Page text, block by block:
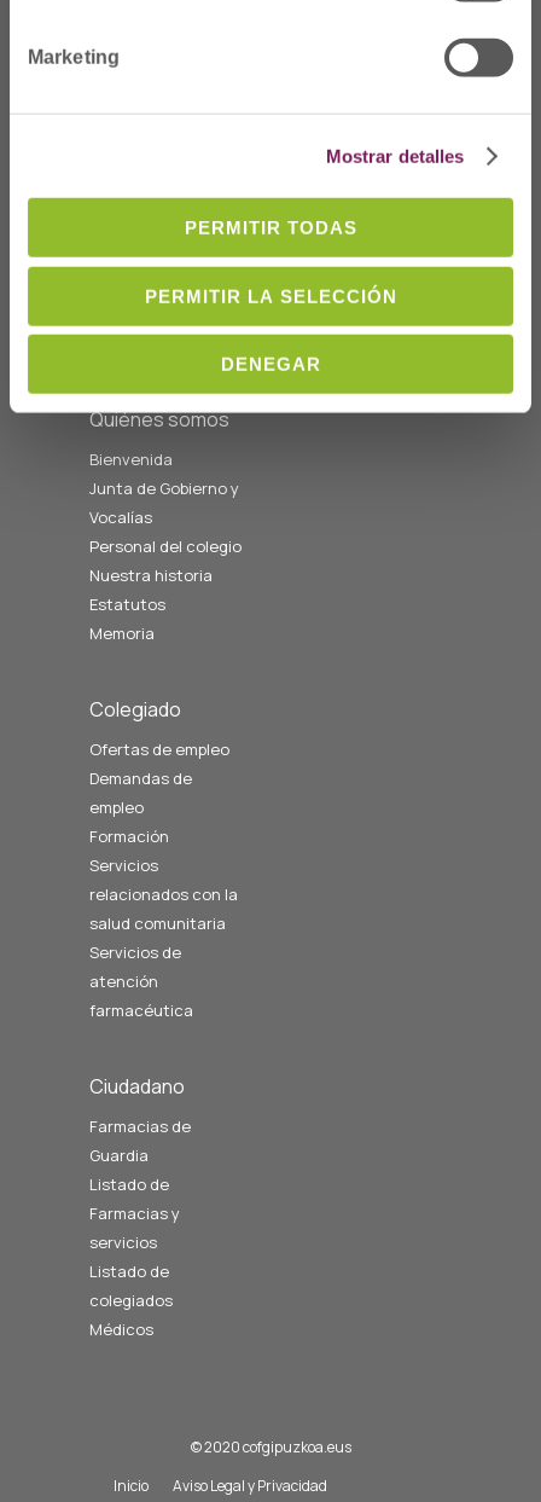
Marketing
Mostrar detalles
PERMITIR TODAS
PERMITIR LA SELECCIÓN
DENEGAR
Dónde Estamos
20006 Donostia/San
Telf: 943 42 91 14
Horario L-V
Quiénes somos
Bienvenida
Junta de Gobierno y
Vocalías
Personal del colegio
Nuestra historia
Estatutos
Memoria
Colegiado
Ofertas de empleo
Demandas de
empleo
Formación
Servicios
relacionados con la
salud comunitaria
Servicios de
atención
farmacéutica
Ciudadano
Farmacias de
Guardia
Listado de
Farmacias y
servicios
Listado de
colegiados
Médicos
© 2020 cofgipuzkoa.eus
Inicio
Aviso Legal y Privacidad